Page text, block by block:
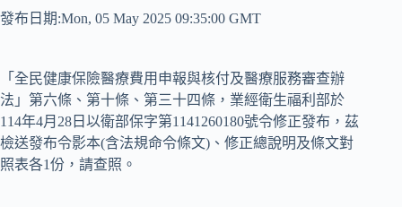
發布日期:Mon, 05 May 2025 09:35:00 GMT
「全民健康保險醫療費用申報與核付及醫療服務審查辦
法」第六條、第十條、第三十四條，業經衛生福利部於
114年4月28日以衛部保字第1141260180號令修正發布，茲
檢送發布令影本(含法規命令條文)、修正總說明及條文對
照表各1份，請查照。